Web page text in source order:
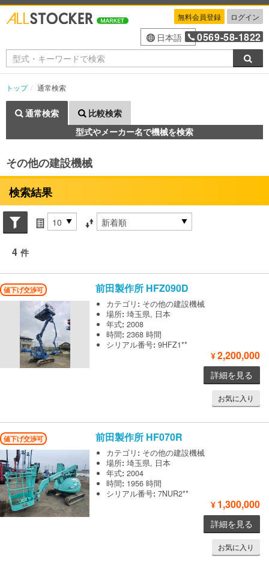
無料会員登録 ログイン
日本語 0569-58-1822
トップ 通常検索
通常検索
比較検索
型式やメーカー名で機械を検索
その他の建設機械
検索結果
Search conditions
件数 並び替え条件
4 件
値下げ交渉可 前田製作所 HFZ090D
カテゴリ : その他の建設機械
場所:埼玉県, 日本
年式:2008
時間:2368 時間
シリアル番号:9HFZ1**
¥2,200,000
詳細を見る
お気に入り
値下げ交渉可 前田製作所 HF070R
カテゴリ : その他の建設機械
場所:埼玉県, 日本
年式:2004
時間: 1956 時間
シリアル番号:7NUR2**
¥ 1,300,000
詳細を見る
お気に入り